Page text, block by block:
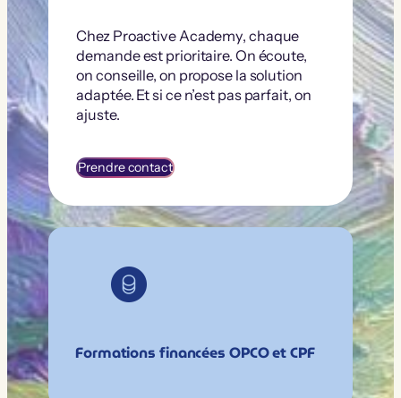
Chez Proactive Academy, chaque
demande est prioritaire. On écoute,
on conseille, on propose la solution
adaptée. Et si ce n’est pas parfait, on
ajuste.
Prendre contact
Formations financées OPCO et CPF